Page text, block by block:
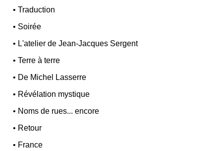
•Traduction
• Soirée
• L'atelier de Jean-Jacques Sergent
•Terre à terre
• De Michel Lasserre
• Révélation mystique
• Noms de rues... encore
• Retour
• France